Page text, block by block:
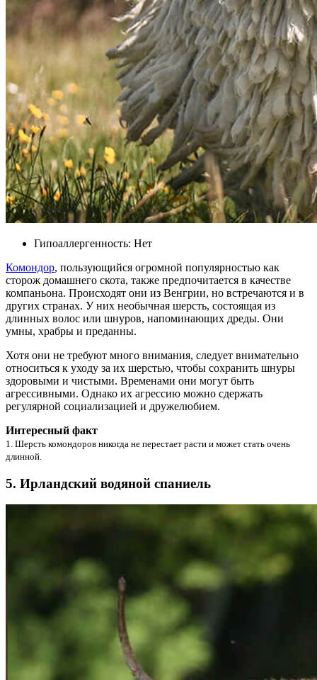
Гипоаллергенность: Нет
Комондор, пользующийся огромной популярностью как
сторож домашнего скота, также предпочитается в качестве
компаньона. Происходят они из Венгрии, но встречаются и в
других странах. У них необычная шерсть, состоящая из
длинных волос или шнуров, напоминающих дреды. Они
умны, храбры и преданны.
Хотя они не требуют много внимания, следует внимательно
относиться к уходу за их шерстью, чтобы сохранить шнуры
здоровыми и чистыми. Временами они могут быть
агрессивными. Однако их агрессию можно сдержать
регулярной социализацией и дружелюбием.
Интересный факт
1. Шерсть комондоров никогда не перестает расти и может стать очень
длинной.
5. Ирландский водяной спаниель